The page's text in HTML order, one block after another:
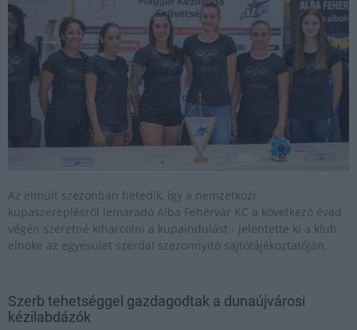
Az elmúlt szezonban hetedik, így a nemzetközi
kupaszereplésről lemaradó Alba Fehérvár KC a következő évad
végén szeretné kiharcolni a kupaindulást - jelentette ki a klub
elnöke az egyesület szerdai szezonnyitó sajtótájékoztatóján.
Szerb tehetséggel gazdagodtak a dunaújvárosi
kézilabdázók